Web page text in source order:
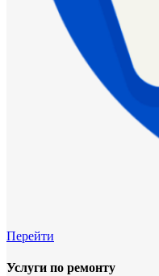
Перейти
Услуги по ремонту